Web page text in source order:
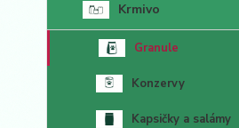
Krmivo
Granule
Konzervy
Kapsičky a salámy